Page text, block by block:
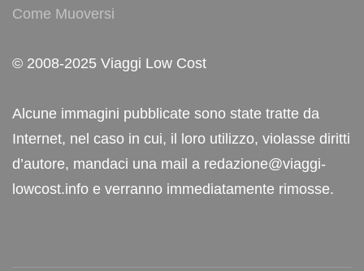
Come Muoversi
© 2008-2025 Viaggi Low Cost
Alcune immagini pubblicate sono state tratte da
Internet, nel caso in cui, il loro utilizzo, violasse diritti
d’autore, mandaci una mail a redazione@viaggi-
lowcost.info e verranno immediatamente rimosse.